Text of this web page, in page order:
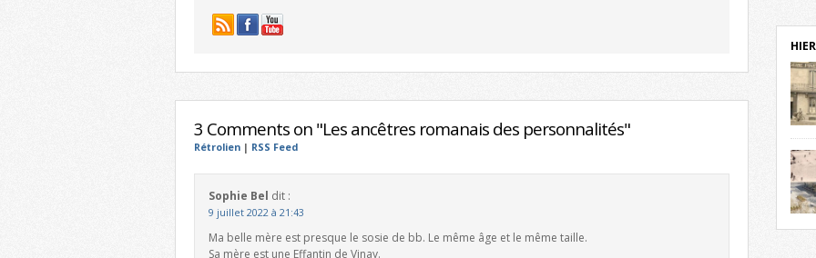
3 Comments on "Les ancêtres romanais des personnalités"
Rétrolien | RSS Feed
Sophie Bel dit :
9 juillet 2022 à 21:43
Ma belle mère est presque le sosie de bb. Le même âge et le même taille.
Sa mère est une Effantin de Vinay.